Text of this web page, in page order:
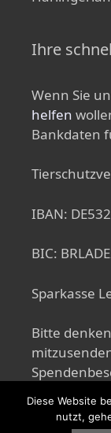
Ihre
Wenn Sie
helfen
Bankdaten
IBAN:
BIC:
Sparkasse
Bitte
Diese Website
nutzt,